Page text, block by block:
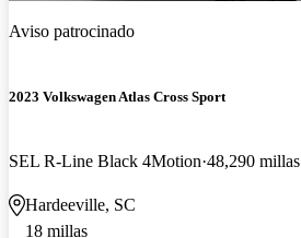
Aviso patrocinado
2023 Volkswagen Atlas Cross Sport
SEL R-Line Black 4Motion 48,290 millas
Hardeeville, SC
18 millas